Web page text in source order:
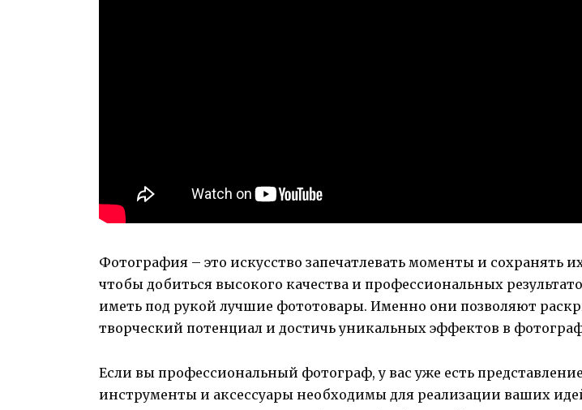
Фотография – это искусство запечатлевать моменты и сохранять
чтобы добиться высокого качества и профессиональных
иметь под рукой лучшие фототовары. Именно они позволяют
творческий потенциал и достичь уникальных эффектов в
Если вы профессиональный фотограф, у вас уже есть
инструменты и аксессуары необходимы для реализации ваших